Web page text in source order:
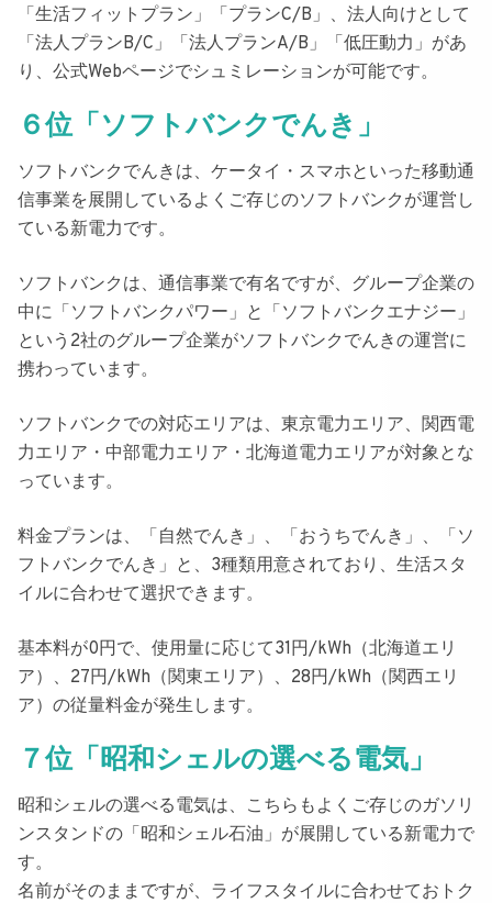
「生活フィットプラン」「プランC/B」、法人向けとして
「法人プランB/C」「法人プランA/B」「低圧動力」があ
り 、公式Webページでシュミレーションが可能です。
６位「ソフトバンクでんき」
ソフトバンクでんき は、ケータイ・スマホといった移動通
信事業を展開しているよくご存じのソフトバンクが運営し
ている新電力です。
ソフトバンクは、通信事業で有名ですが、 グループ企業の
中に「ソフトバンクパワー」と「ソフトバンクエナジー」
という2社のグループ企業がソフトバンクでんきの運営に
携わっています。
ソフトバンクでの対応エリアは、東京電力エリア、関西電
力エリア・中部電力エリア・北海道電力エリアが対象とな
っています。
料金プランは、
「自然でんき」、「おうちでんき」、「ソ
フトバンクでんき」 と、3種類用意されており、生活スタ
イルに合わせて選択できます。
基本料が0円で、使用量に応じて31円/kWh（北海道エリ
ア）、27円/kWh（関東エリア）、28円/kWh（関西エリ
ア）の従量料金が発生します。
７位「昭和シェルの選べる電気」
昭和シェルの選べる電気は、こちらもよくご存じのガソリ
ンスタンドの「昭和シェル石油」が展開している新電力で
す。
名前がそのままですが、ライフスタイルに合わせておトク